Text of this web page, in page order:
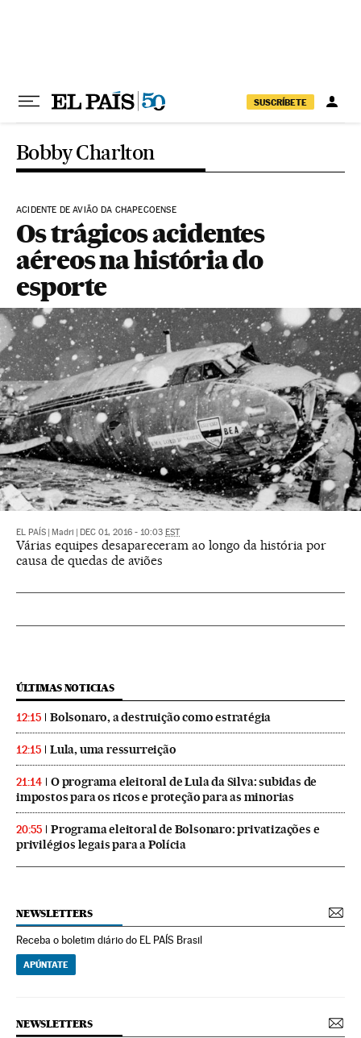
SUSCRÍBETE
Bobby Charlton
ACIDENTE DE AVIÃO DA CHAPECOENSE
Os trágicos acidentes
aéreos na história do
esporte
EL PAÍS Madri DEC 01, 2016 - 10:03 EST
Várias equipes desapareceram ao longo da história por
causa de quedas de aviões
ÚLTIMAS NOTICIAS
12:15 Bolsonaro, a destruição como estratégia
12:15 Lula, uma ressurreição
21:14
O programa eleitoral de Lula da Silva: subidas de
impostos para os ricos e proteção para as minorias
20:55
Programa eleitoral de Bolsonaro: privatizações e
privilégios legais para a Polícia
NEWSLETTERS
Receba o boletim diário do EL PAÍS Brasil
APÚNTATE
NEWSLETTERS